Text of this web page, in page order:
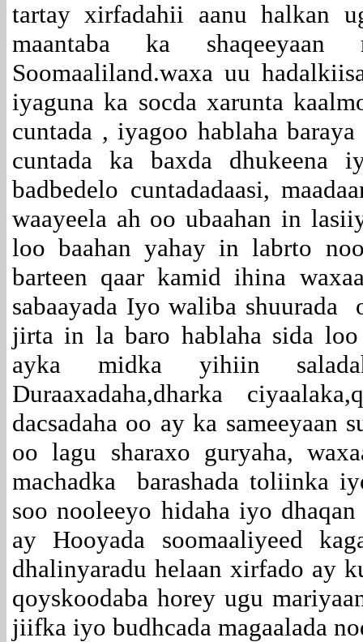
tartay xirfadahii aanu halkan
maantaba ka
Soomaaliland.waxa uu
iyaguna ka socda xarunta
cuntada , iyagoo hablaha
cuntada ka baxda dhukeena
badbedelo cuntadadaasi,
waayeela ah oo ubaahan in
loo baahan yahay in labrto
barteen qaar kamid ihina
sabaayada Iyo waliba shuurada
jirta in la baro hablaha sida loo
ayka midka yihiin
Duraaxadaha,dharka
dacsadaha oo ay ka
oo lagu sharaxo guryaha,
machadka barashada toliinka
soo nooleeyo hidaha iyo
ay Hooyada soomaaliyeed
dhalinyaradu helaan xirfado ay
qoyskoodaba horey ugu
jiifka iyo budhcada